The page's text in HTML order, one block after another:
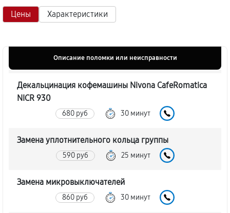
Цены Характеристики
Описание поломки или неисправности
Декальцинация кофемашины Nivona CafeRomatica
NICR 930
680 руб 30 минут
Замена уплотнительного кольца группы
590 руб 25 минут
Замена микровыключателей
860 руб 30 минут